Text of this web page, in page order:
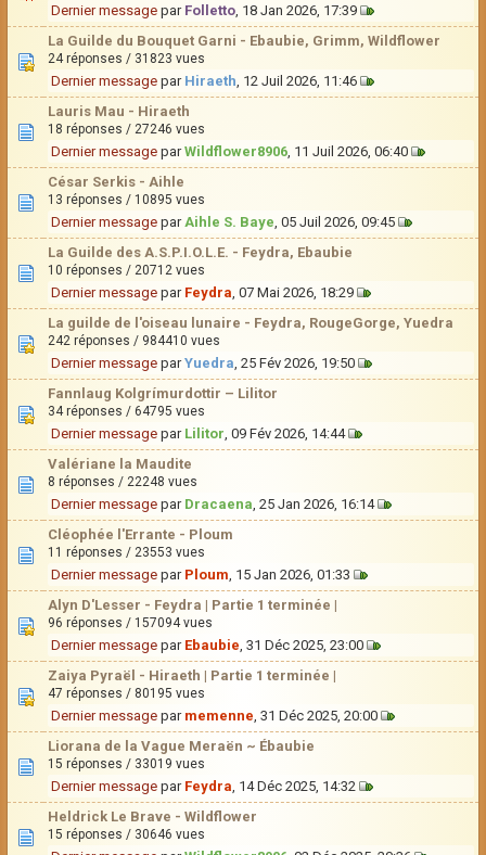
Dernier message par Folletto, 18 Jan 2026, 17:39
La Guilde du Bouquet Garni - Ebaubie, Grimm, Wildflower
24 réponses / 31823 vues
Dernier message par Hiraeth, 12 Juil 2026, 11:46
Lauris Mau - Hiraeth
18 réponses / 27246 vues
Dernier message parWildflower8906, 11 Juil 2026, 06:40
César Serkis - Aihle
13 réponses / 10895 vues
Dernier message parAihle S. Baye, 05 Juil 2026, 09:45
La Guilde des A.S.P.I.O.L.E. - Feydra, Ebaubie
10 réponses / 20712 vues
Dernier message par Feydra, 07 Mai 2026, 18:29
La guilde de l'oiseau lunaire - Feydra, RougeGorge, Yuedra
242 réponses / 984410 vues
Dernier message parYuedra, 25 Fév 2026, 19:50
Fannlaug Kolgrímurdottir – Lilitor
34 réponses / 64795 vues
Dernier message par Lilitor, 09 Fév 2026, 14:44
Valériane la Maudite
8 réponses / 22248 vues
Dernier message par Dracaena, 25 Jan 2026, 16:14
Cléophée l'Errante - Ploum
11 réponses / 23553 vues
Dernier message par Ploum, 15 Jan 2026, 01:33
Alyn D'Lesser - Feydra | Partie 1 terminée |
96 réponses / 157094 vues
Dernier message par Ebaubie, 31 Déc 2025, 23:00
Zaiya Pyraël - Hiraeth | Partie 1 terminée |
47 réponses / 80195 vues
Dernier message par memenne, 31 Déc 2025, 20:00
Liorana de la Vague Meraën ~ Ébaubie
15 réponses / 33019 vues
Dernier message par Feydra, 14 Déc 2025, 14:32
Heldrick Le Brave - Wildflower
15 réponses / 30646 vues